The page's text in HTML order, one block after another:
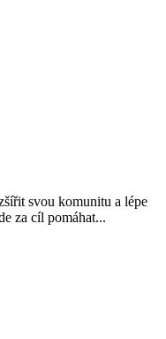
svou komunitu a lépe
za cíl pomáhat...